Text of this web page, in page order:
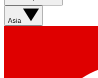
Asia